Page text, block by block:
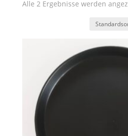
Alle 2 Ergebnisse werden